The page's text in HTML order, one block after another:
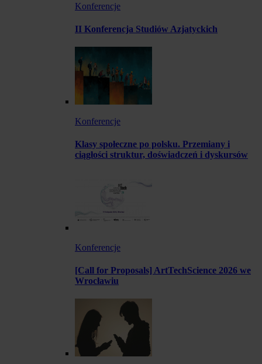
Konferencje
II Konferencja Studiów Azjatyckich
Konferencje
Klasy społeczne po polsku. Przemiany i
ciągłości struktur, doświadczeń i dyskursów
Konferencje
[Call for Proposals] ArtTechScience 2026 we
Wrocławiu